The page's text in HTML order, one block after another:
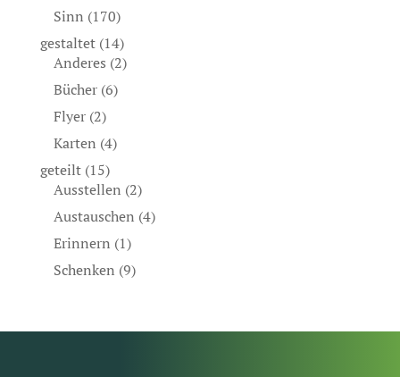
Sinn (170)
gestaltet(14)
Anderes (2)
Bücher(6)
Flyer(2)
Karten (4)
geteilt(15)
Ausstellen (2)
Austauschen (4)
Erinnern (1)
Schenken (9)